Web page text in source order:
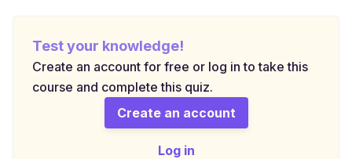
Test your knowledge!
Create an account for free or log in to take this
course and complete this quiz.
Create an account
Log in